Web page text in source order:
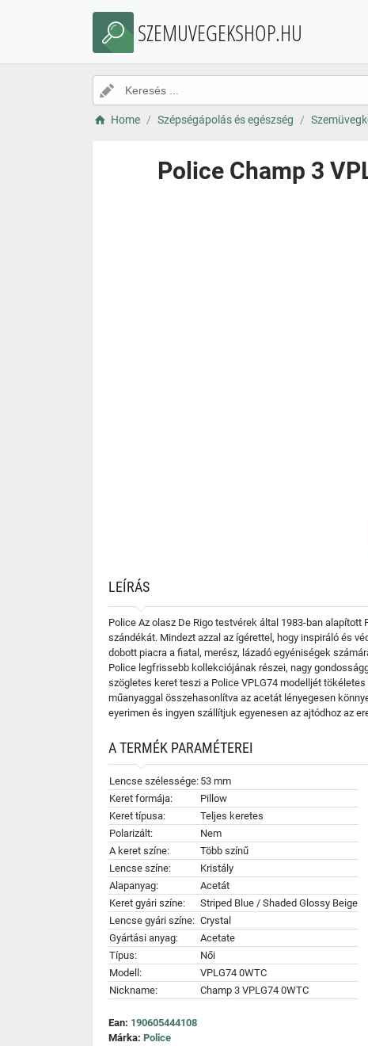
SZEMUVEGEKSHOP.HU
Home Szépségápolás és egészség
Police Champ 3
LEÍRÁS
Police Az olasz De Rigo testvérek által 1983-ban
szándékát. Mindezt azzal az ígérettel, hogy inspiráló és
dobott piacra a fiatal, merész, lázadó egyéniségek
Police legfrissebb kollekciójának részei, nagy
szögletes keret teszi a Police VPLG74 modelljét
műanyaggal összehasonlítva az acetát lényegesen
eyerimen és ingyen szállítjuk egyenesen az ajtódhoz az
A TERMÉK PARAMÉTEREI
Lencse szélessége: 53 mm
Keret formája:
Pillow
Keret típusa:
Teljes keretes
Polarizált:
Nem
A keret színe:
Több színű
Lencse színe:
Kristály
Alapanyag:
Acetát
Keret gyári színe:
Striped Blue / Shaded Glossy Beige
Lencse gyári színe: Crystal
Gyártási anyag:
Acetate
Típus:
Női
Modell:
VPLG74 0WTC
Nickname:
Champ 3 VPLG74 0WTC
Ean: 190605444108
Márka: Police